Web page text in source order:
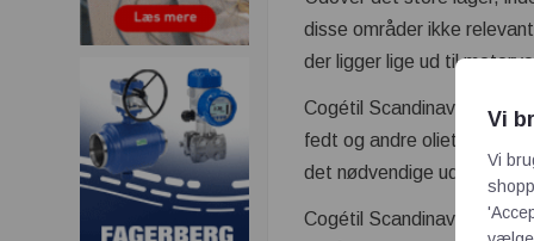
disse områder ikke
der ligger lige ud til
Cogétil Scandinavia – er
fedt og andre olietyper.
det nødvendige udstyr,
Cogétil Scandinavia er
Vi
Vi